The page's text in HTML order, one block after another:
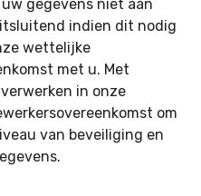
gegevens niet aan
indien dit nodig
wettelijke
met u. Met
in onze
om
van beveiliging en